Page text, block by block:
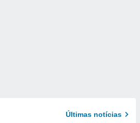
Últimas notícias